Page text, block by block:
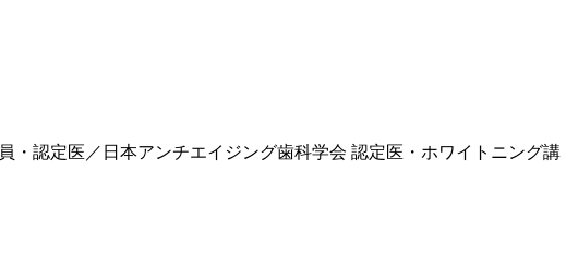
・認定医／日本アンチエイジング歯科学会 認定医・ホワイトニング講